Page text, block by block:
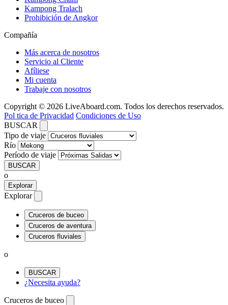
Kampong Tralach
Prohibición de Angkor
Compañía
Más acerca de nosotros
Servicio al Cliente
Afíliese
Mi cuenta
Trabaje con nosotros
Copyright © 2026 LiveAboard.com. Todos los derechos reservados.
Pol tica de Privacidad Condiciones de Uso
BUSCAR
Tipo de viaje
Río
Período de viaje
BUSCAR
o
Explorar
Explorar
Cruceros de buceo
Cruceros de aventura
Cruceros fluviales
o
BUSCAR
¿Necesita ayuda?
Cruceros de buceo